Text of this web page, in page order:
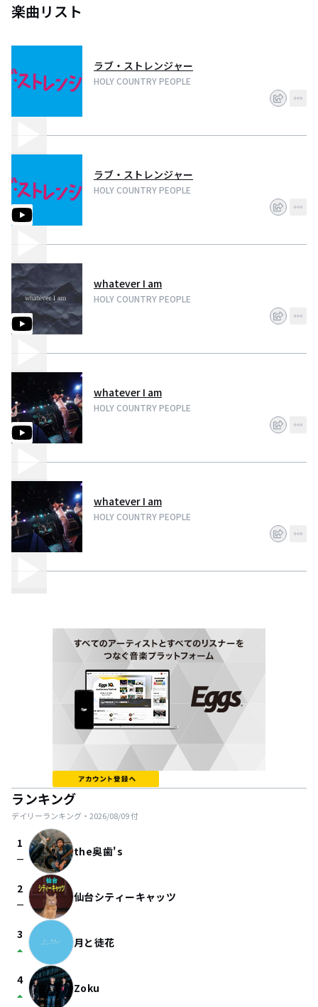
楽曲リスト
ラブ・ストレンジャー
HOLY COUNTRY PEOPLE
ラブ・ストレンジャー
HOLY COUNTRY PEOPLE
whatever I am
HOLY COUNTRY PEOPLE
whatever I am
HOLY COUNTRY PEOPLE
whatever I am
HOLY COUNTRY PEOPLE
ランキング
デイリーランキング・ 2026/08/09付
1
check_indeterminate_small the奥歯's
2
check_indeterminate_small 仙台シティーキャッツ
3
arrow_drop_up 月と徒花
4
arrow_drop_up Zoku